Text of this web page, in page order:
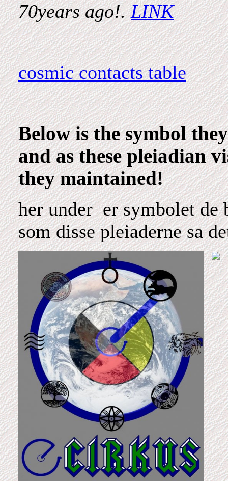
70years ago!.LINK
cosmic contacts table
Below is the symbol
and as these pleiadian
they maintained!
her under er symbolet de
som disse pleiaderne sa